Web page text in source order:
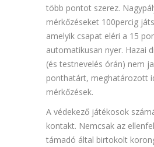
több pontot szerez.
mérkőzéseket 100percig
amelyik csapat eléri a 15
automatikusan nyer. Hazai
(és testnevelés órán) nem
ponthatárt, meghatározott
mérkőzések.
A védekező játékosok
kontakt. Nemcsak az
támadó által birtokolt